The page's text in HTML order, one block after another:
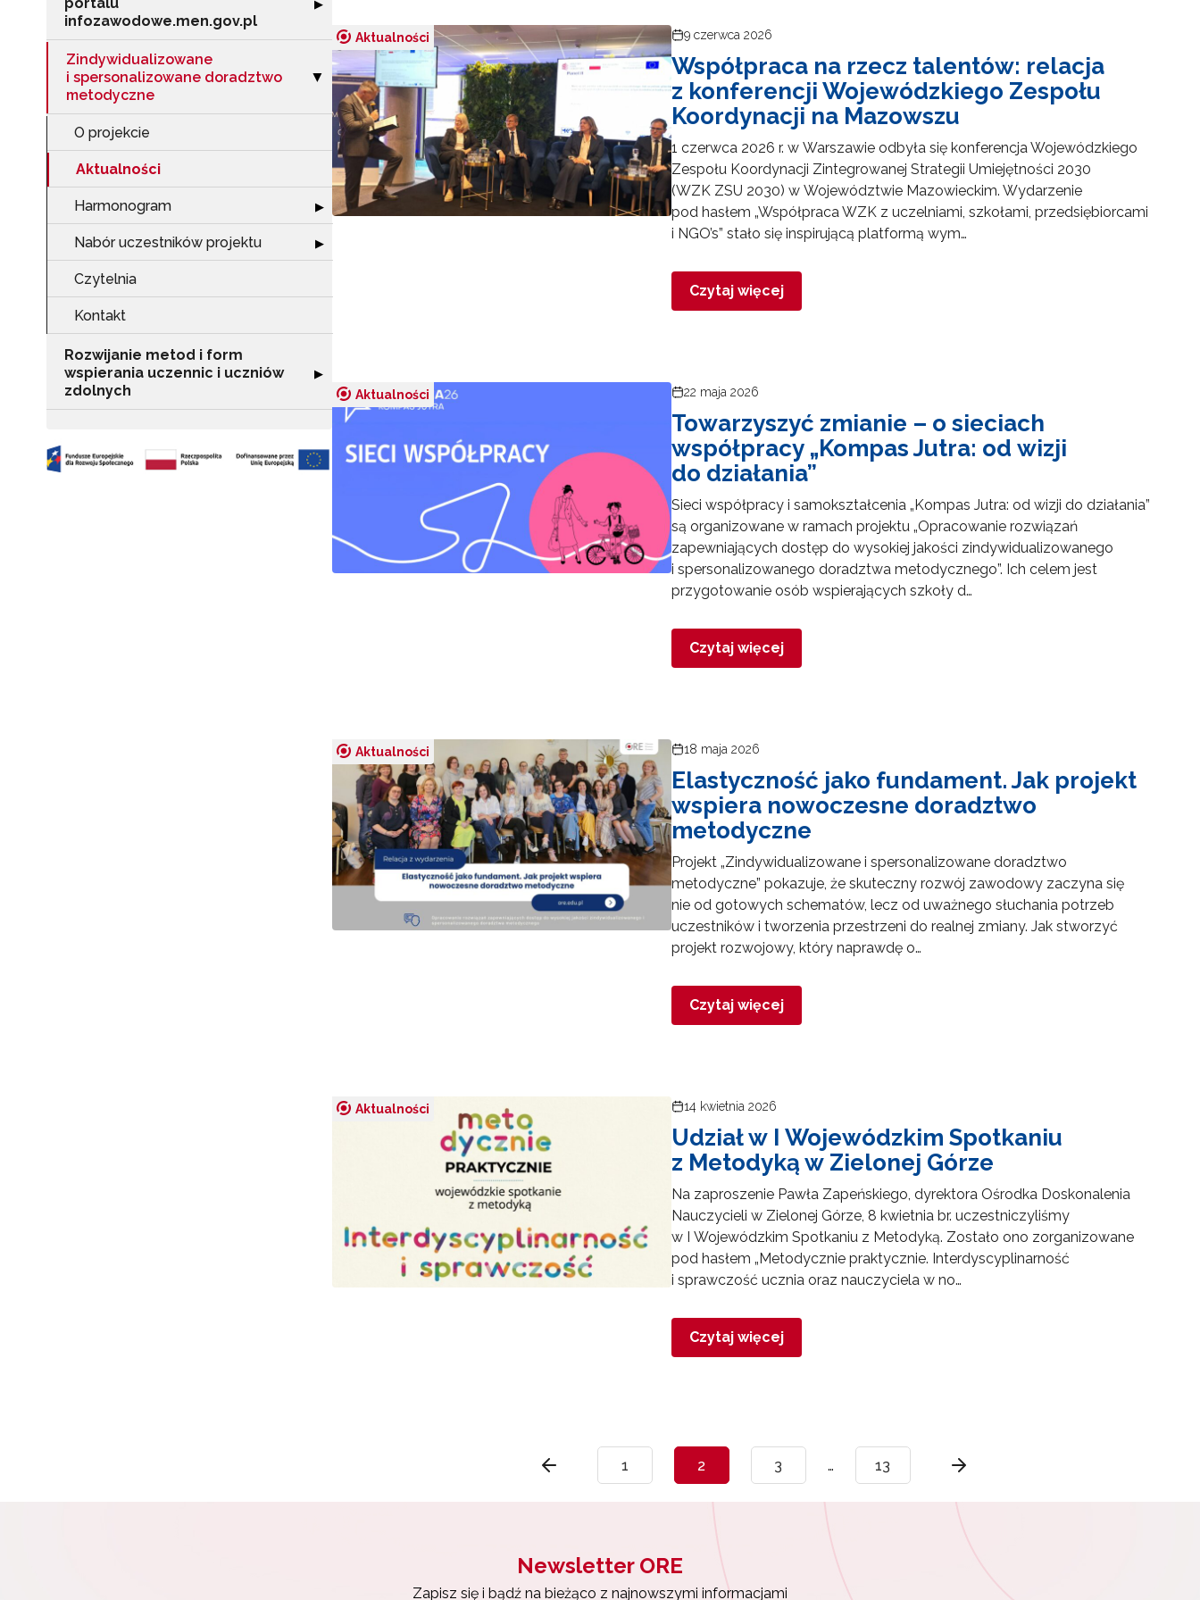
infozawodowe.men.gov.pl
▶
Zindywidualizowane
i spersonalizowane doradztwo
metodyczne
Zwiń sekcję "Zindywidualizowane i spersonalizowane doradztwo metodyczne"
▶
O projekcie
Aktualności
Harmonogram Rozwiń sekcję "Harmonogram"
▶
Nabór uczestników projektu Rozwiń sekcję "Nabór uczestników projektu"
▶
Czytelnia
Kontakt
Rozwijanie metod i form
wspierania uczennic i uczniów
zdolnych
Rozwiń sekcję "Rozwijanie metod i form wspierania uczennic i uczniów zdolnych"
▶
Aktualności 9 czerwca 2026
Współpraca na rzecz talentów: relacja
z konferencji Wojewódzkiego Zespołu
Koordynacji na Mazowszu
1 czerwca 2026 r. w Warszawie odbyła się konferencja Wojewódzkiego
Zespołu Koordynacji Zintegrowanej Strategii Umiejętności 2030
(WZK ZSU 2030) w Województwie Mazowieckim. Wydarzenie
pod hasłem „Współpraca WZK z uczelniami, szkołami, przedsiębiorcami
i NGO’s” stało się inspirującą platformą wym…
Czytaj więcej
Aktualności 22 maja 2026
Towarzyszyć zmianie – o sieciach
współpracy „Kompas Jutra: od wizji
do działania”
Sieci współpracy i samokształcenia „Kompas Jutra: od wizji do działania”
są organizowane w ramach projektu „Opracowanie rozwiązań
zapewniających dostęp do wysokiej jakości zindywidualizowanego
i spersonalizowanego doradztwa metodycznego”. Ich celem jest
przygotowanie osób wspierających szkoły d…
Czytaj więcej
Aktualności 18 maja 2026
Elastyczność jako fundament. Jak projekt
wspiera nowoczesne doradztwo
metodyczne
Projekt „Zindywidualizowane i spersonalizowane doradztwo
metodyczne” pokazuje, że skuteczny rozwój zawodowy zaczyna się
nie od gotowych schematów, lecz od uważnego słuchania potrzeb
uczestników i tworzenia przestrzeni do realnej zmiany. Jak stworzyć
projekt rozwojowy, który naprawdę o…
Czytaj więcej
Aktualności 14 kwietnia 2026
Udział w I Wojewódzkim Spotkaniu
z Metodyką w Zielonej Górze
Na zaproszenie Pawła Zapeńskiego, dyrektora Ośrodka Doskonalenia
Nauczycieli w Zielonej Górze, 8 kwietnia br. uczestniczyliśmy
w I Wojewódzkim Spotkaniu z Metodyką. Zostało ono zorganizowane
pod hasłem „Metodycznie praktycznie. Interdyscyplinarność
i sprawczość ucznia oraz nauczyciela w no…
Czytaj więcej
1 2 3 … 13
Newsletter ORE
Zapisz się i bądź na bieżąco z najnowszymi informacjami
Newsletter ORE
Zapisz się i bądź na bieżąco z najnowszymi informacjami
o szkoleniach i programach.
Adres e-mail:
Wyrażam zgodę na przetwarzanie moich danych osobowych przez ORE w
celach marketingowych.